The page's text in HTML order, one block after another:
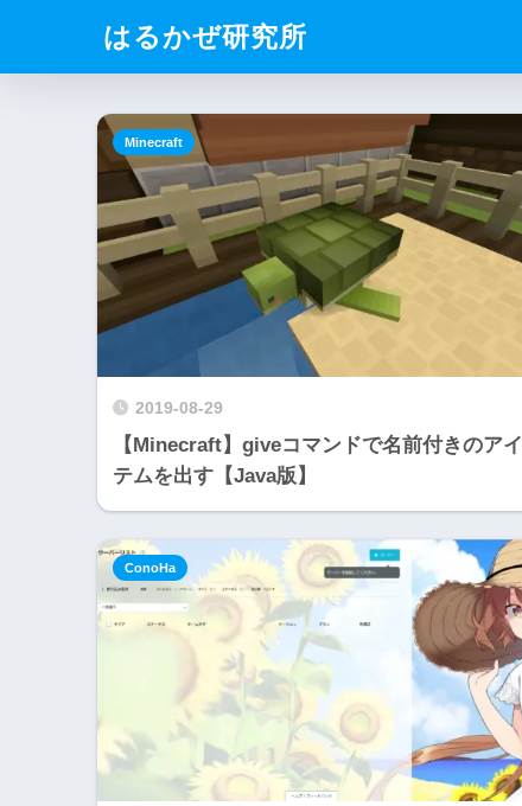
はるかぜ研究所
2019-08-29
【Minecraft】giveコマンドで名前付きのアイ
テムを出す【Java版】
Minecraft
ConoHa